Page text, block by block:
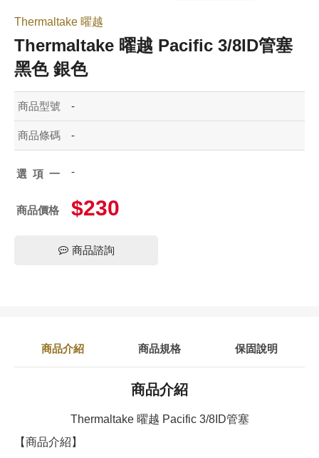
Thermaltake 曜越
Thermaltake 曜越 Pacific 3/8ID管塞
黑色 銀色
商品型號 -
商品條碼 -
選項一 -
商品價格 $230
商品諮詢
商品介紹 商品規格 保固說明
商品介紹
Thermaltake 曜越 Pacific 3/8ID管塞
【商品介紹】